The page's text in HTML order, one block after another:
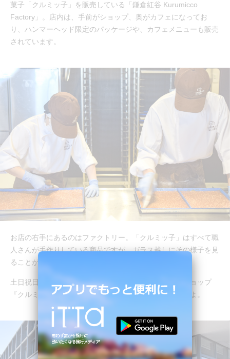
菓子「クルミッ子」を販売している「鎌倉紅谷 Kurumicco
Factory」。店内は、手前がショップ、奥がカフェになってお
り、ハンマーヘッド限定のパッケージや、カフェメニューも販売
されています。
お店の右手にあるのはファクトリー。「クルミッ子」はすべて職
人さんが手作りしている商品ですが、ガラス越しにその様子を見
ることができるのは、ここだけ！
土日祝日には、クルミッ子づくりが体験できるワークショップ
『クルミッ子つくるっ子！』も開催されているそうですよ。